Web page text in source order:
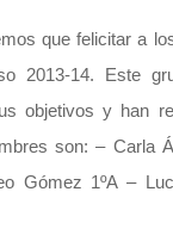
que felicitar a
2013-14. Este
objetivos y han
son: – Carla
Gómez 1ºA –